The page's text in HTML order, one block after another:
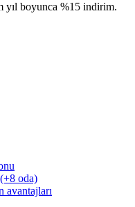
yıl boyunca %15 indirim.
oda)
avantajları